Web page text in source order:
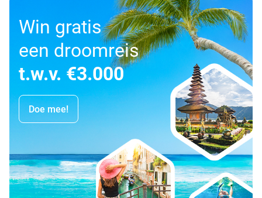
Win gratis
een droomreis
t.w.v. €3.000
Doe mee!